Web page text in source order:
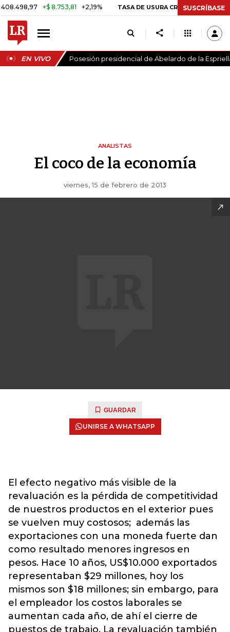
+$ 8.753,81 +2,19% TASA DE USURA CRÉDITO CONSUMO
SUSCRÍBASE
EN VIVO Posesión presidencial de Abelardo de la
ANALISTAS
El coco de la economía
viernes, 15 de febrero de 2013
GUARDAR
UNIRSE A WHATSAPP
El efecto negativo más visible de la
revaluación es la pérdida de competitividad
de nuestros productos en el exterior pues
se vuelven muy costosos; además las
exportaciones con una moneda fuerte dan
como resultado menores ingresos en
pesos. Hace 10 años, US$10.000 exportados
representaban $29 millones, hoy los
mismos son $18 millones; sin embargo, para
el empleador los costos laborales se
aumentan cada año, de ahí el cierre de
puestos de trabajo. La revaluación también